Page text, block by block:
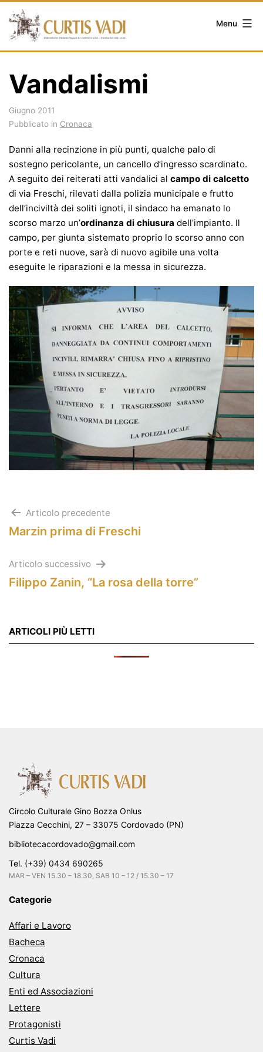
Salta
contenuto
Menu
Vandalismi
Giugno 2011
Pubblicato in Cronaca
Danni alla recinzione in più punti, qualche palo di
sostegno pericolante, un cancello d’ingresso scardinato.
A seguito dei reiterati atti vandalici al campo di calcetto
di via Freschi, rilevati dalla polizia municipale e frutto
dell’inciviltà dei soliti ignoti, il sindaco ha emanato lo
scorso marzo un’ordinanza di chiusura dell’impianto. Il
campo, per giunta sistemato proprio lo scorso anno con
porte e reti nuove, sarà di nuovo agibile una volta
eseguite le riparazioni e la messa in sicurezza.
Navigazione
articoli
Articolo precedente
Marzin prima di Freschi
Articolo successivo
Filippo Zanin, “La rosa della torre”
ARTICOLI PIÙ LETTI
Circolo Culturale Gino Bozza Onlus
Piazza Cecchini, 27 – 33075 Cordovado (PN)
bibliotecacordovado@gmail.com
Tel. (+39) 0434 690265
MAR – VEN 15.30 – 18.30, SAB 10 – 12 / 15.30 – 17
Categorie
Affari e Lavoro
Bacheca
Cronaca
Cultura
Enti ed Associazioni
Lettere
Protagonisti
Curtis Vadi